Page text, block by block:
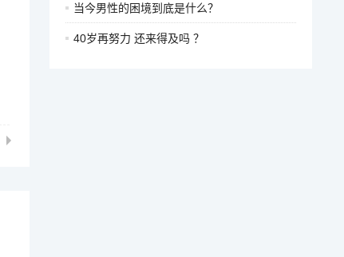
当今男性的困境到底是什么？
40岁再努力 还来得及吗 ？